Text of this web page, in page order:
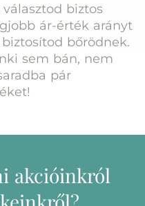
biztos
ár-érték arányt
bőrödnek.
sem bán, nem
pár
akcióinkról